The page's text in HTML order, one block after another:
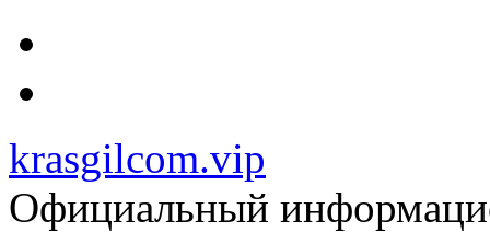
krasgilcom.vip
Официальный